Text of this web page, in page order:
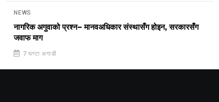
NEWS
नागरिक अगुवाको प्रश्न– मानवअधिकार संस्थासँग होइन, सरकारसँग
जवाफ माग
7 घण्टा अगाडी